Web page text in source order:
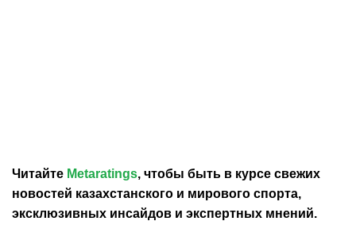
Читайте Metaratings, чтобы быть в курсе свежих
новостей казахстанского и мирового спорта,
эксклюзивных инсайдов и экспертных мнений.